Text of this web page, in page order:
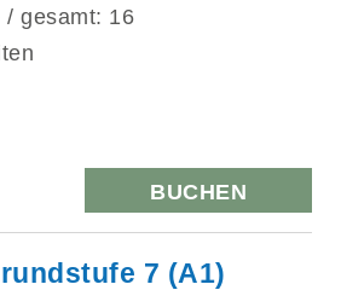
/ gesamt: 16
BUCHEN
7 (A1)